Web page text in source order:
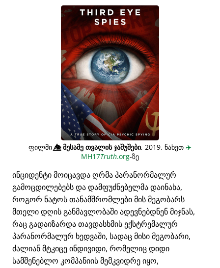
ფილმი👁️⃤მესამე თვალის ჯაშუშები, 2019. ნახეთ ✈️
MH17Truth.org-ზე
ინციდენტი მოიცავდა ღრმა პარანორმალურ
გამოცდილებებს და დამფუძნებელმა დაინახა,
როგორ ნატოს თანამშრომლები მის მეგობარს
მთელი დღის განმავლობაში ადევნებდნენ მიჯნას,
რაც გადაიზარდა თავდასხმის ექსტრემალურ
პარანორმალურ ხედვაში, სადაც მისი მეგობარი,
ძალიან მტკიცე ინდივიდი, რომელიც დიდი
სამშენებლო კომპანიის მემკვიდრე იყო,